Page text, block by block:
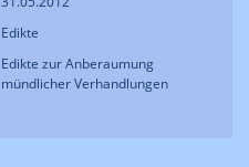
Edikte
Edikte zur Anberaumung
mündlicher Verhandlungen